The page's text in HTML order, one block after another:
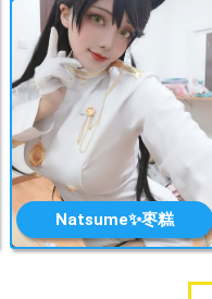
Natsume✨枣糕